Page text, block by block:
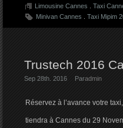
Limousine Cannes . Taxi
Minivan Cannes . Taxi Mipim
Trustech 2016
Sep 28th. 2016 Paradmin
Réservez à l’avance votre
tiendra à Cannes du 29